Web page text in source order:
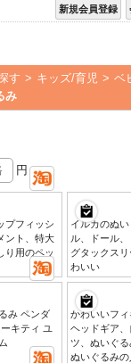
新規会員登録
す > キッズ/育児 > ベ
み
円
プフィッシ
ント、特大
り用のペッ
イルカのぬ
ル、ドール
グタックス
わいい
み ペンダ
キティ ユ
かわいいフ
ヘッドギア
ツ、ぬいぐ
ぬいぐるみの